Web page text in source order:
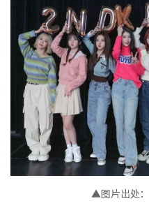
▲图片出处：